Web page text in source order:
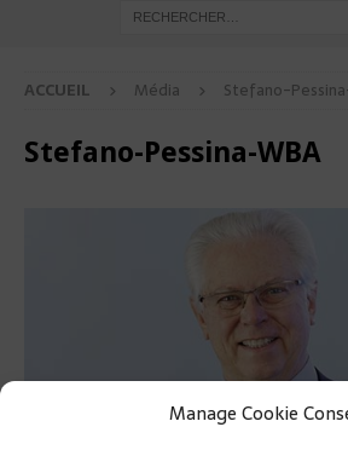
Manage Cookie
ACCUEIL Média Stefano-
Stefano-Pessina-WBA